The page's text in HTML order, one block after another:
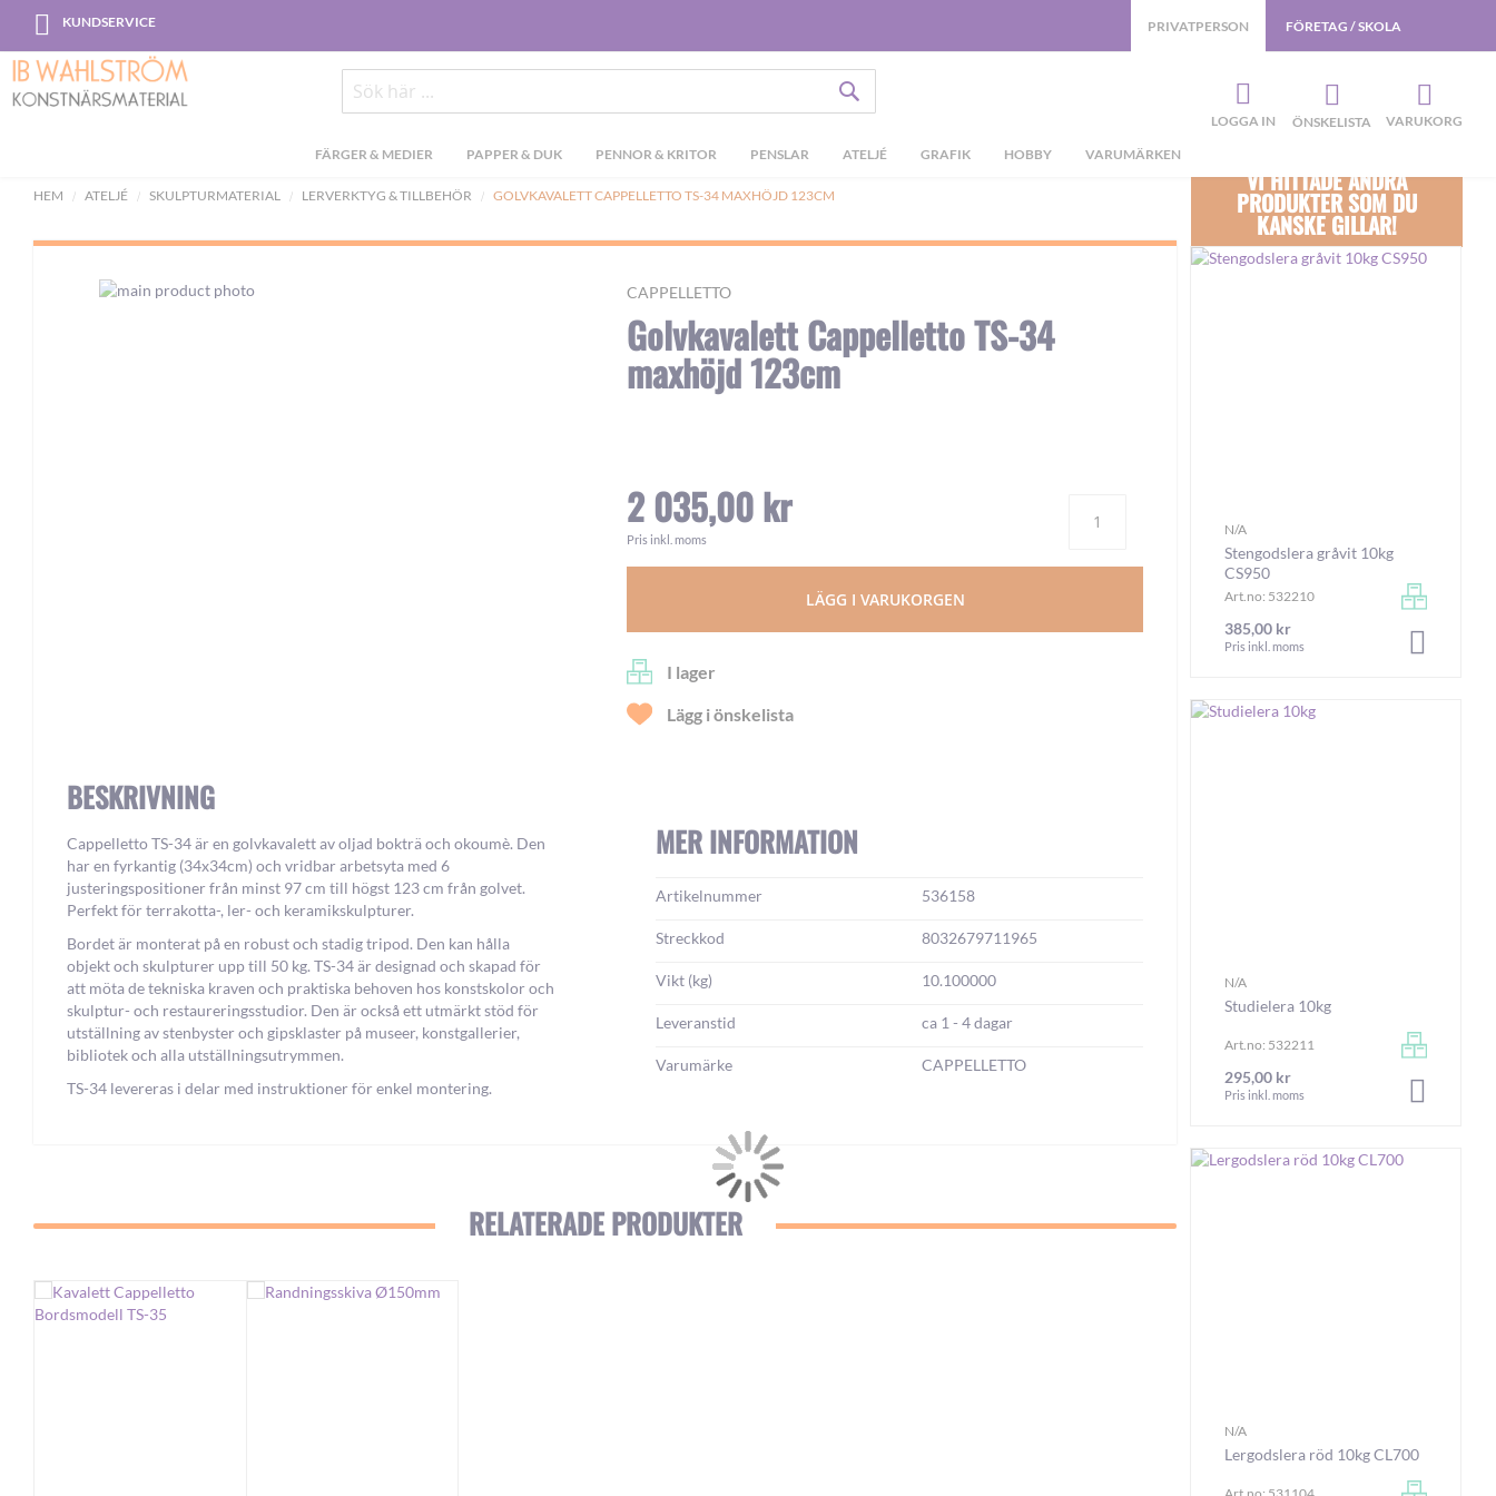
KUNDSERVICESkip
Content
Sök
FÄRGER & MEDIER PAPPER & DUK PENNOR & KRITOR PENSLAR ATELJÉ GRAFIK HOBBY VARUMÄRKEN
PRIVATPERSON FÖRETAG / SKOLA
LOGGA IN ÖNSKELISTA VARUKORG
HEM ATELJÉ SKULPTURMATERIAL LERVERKTYG & TILLBEHÖR GOLVKAVALETT CAPPELLETTO TS-34 MAXHÖJD 123CM
CAPPELLETTO
Golvkavalett Cappelletto TS-34
maxhöjd 123cm
2 035,00 kr
Pris inkl. moms
LÄGG I VARUKORGEN
I lager
Lägg i önskelista
images
BESKRIVNING
Cappelletto TS-34 är en golvkavalett av oljad bokträ och okoumè. Den
har en fyrkantig (34x34cm) och vridbar arbetsyta med 6
justeringspositioner från minst 97 cm till högst 123 cm från golvet.
Perfekt för terrakotta-, ler- och keramikskulpturer.
Bordet är monterat på en robust och stadig tripod. Den kan hålla
objekt och skulpturer upp till 50 kg. TS-34 är designad och skapad för
att möta de tekniska kraven och praktiska behoven hos konstskolor och
skulptur- och restaureringsstudior. Den är också ett utmärkt stöd för
utställning av stenbyster och gipsklaster på museer, konstgallerier,
bibliotek och alla utställningsutrymmen.
TS-34 levereras i delar med instruktioner för enkel montering.
MER INFORMATION
Mer
Artikelnummer 536158
Streckkod 8032679711965
Vikt (kg) 10.100000
Leveranstid ca 1 - 4 dagar
Varumärke CAPPELLETTO
RELATERADE PRODUKTER
VI HITTADE ANDRA
PRODUKTER SOM DU
KANSKE GILLAR!
N/A
Stengodslera gråvit 10kg
CS950
Art.no: 532210
385,00 kr
Pris inkl. moms
N/A
Studielera 10kg
Art.no: 532211
295,00 kr
Pris inkl. moms
N/A
Lergodslera röd 10kg CL700